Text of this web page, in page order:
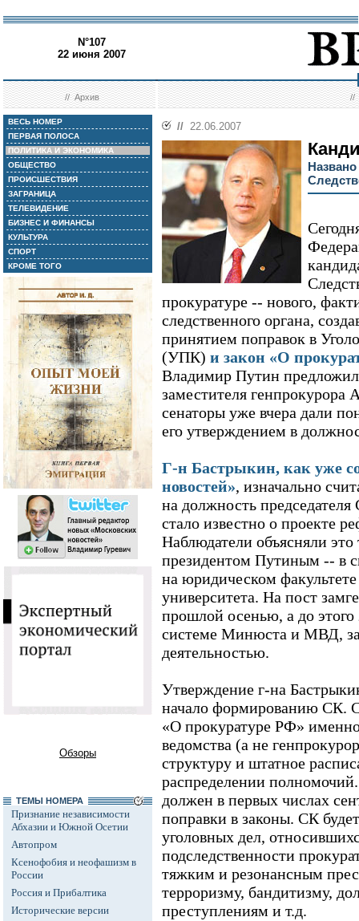
N°107
22 июня 2007
//Архив //
ВЕСЬ НОМЕР
ПЕРВАЯ ПОЛОСА
ПОЛИТИКА И ЭКОНОМИКА
ОБЩЕСТВО
ПРОИСШЕСТВИЯ
ЗАГРАНИЦА
ТЕЛЕВИДЕНИЕ
БИЗНЕС И ФИНАНСЫ
КУЛЬТУРА
СПОРТ
КРОМЕ ТОГО
Обзоры
ТЕМЫ НОМЕРА
Признание независимости
Абхазии и Южной Осетии
Автопром
Ксенофобия и неофашизм в
России
Россия и Прибалтика
Исторические версии
// 22.06.2007
прокуратуре -- нового,
следственного органа,
принятием поправок в
(УПК) и закон «О
Владимир Путин
заместителя генпрокурора
сенаторы уже вчера дали
его утверждением в
Г-н Бастрыкин, как уже
новостей», изначально
на должность
стало известно о проекте
Наблюдатели объясняли
президентом Путиным -- в
на юридическом
университета. На пост
прошлой осенью, а до
системе Минюста и МВД,
деятельностью.
Утверждение г-на
начало формированию СК.
«О прокуратуре РФ» именно
ведомства (а не
структуру и штатное
распределении
должен в первых числах
поправки в законы. СК
уголовных дел,
подследственности
тяжким и резонансным
терроризму, бандитизму,
преступлениям и т.д.